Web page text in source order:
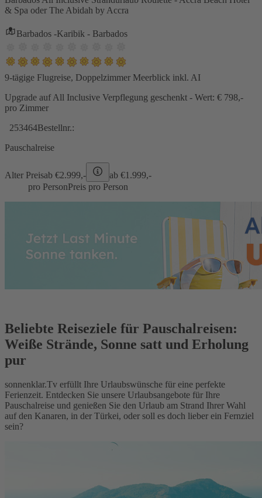
& Spa oder The Abidah by Accra
Barbados -Karibik - Barbados
9-tägige Flugreise, Doppelzimmer Meerblick inkl. AI
Upgrade auf All Inclusive Verpflegung geschenkt - Wert: € 798,-
pro Zimmer
253464Bestellnr.:
Pauschalreise
Alter Preisab €2.999,- ab €1.999,-
pro PersonPreis pro Person
Beliebte Reiseziele für Pauschalreisen:
Weiße Strände, Sonne satt und Erholung
pur
sonnenklar.Tv erfüllt Ihre Urlaubswünsche für eine perfekte
Ferienzeit. Entdecken Sie unsere Urlaubsangebote für Ihre
Pauschalreise und genießen Sie den Urlaub am Strand Ihrer Wahl
auf den Kanaren, in der Türkei, oder soll es doch lieber ein Fernziel
sein?